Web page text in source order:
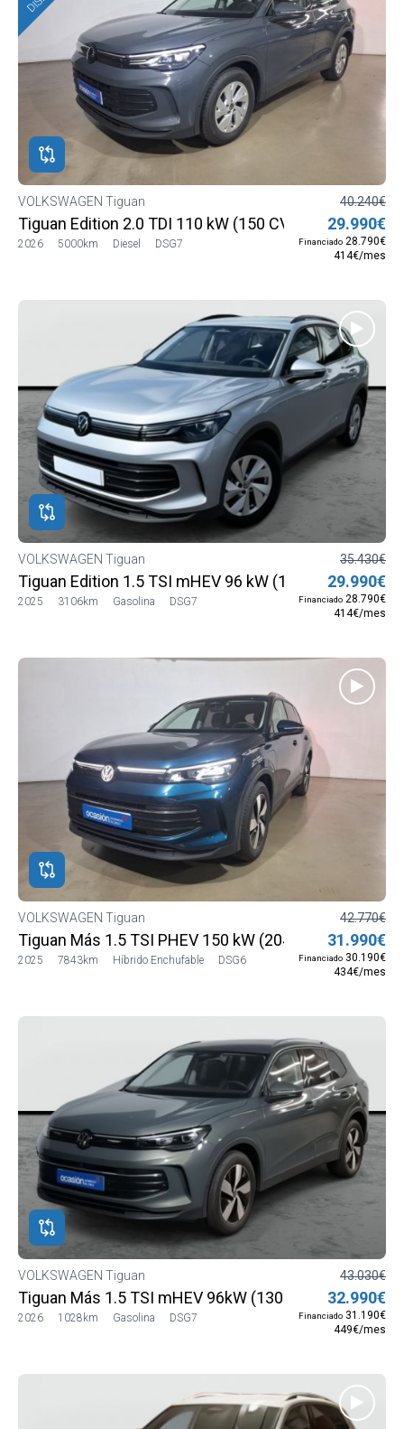
VOLKSWAGEN Tiguan
Tiguan Edition 2.0 TDI 110 kW (150 CV) DSG7
2026 5000km Diesel DSG7
40.240€
29.990€
Financiado 28.790€
414€/mes
VOLKSWAGEN Tiguan
Tiguan Edition 1.5 TSI mHEV 96 kW (130 CV) DSG7
2025 3106km Gasolina DSG7
35.430€
29.990€
Financiado 28.790€
414€/mes
VOLKSWAGEN Tiguan
Tiguan Más 1.5 TSI PHEV 150 kW (204 CV) DSG6
2025 7843km Híbrido Enchufable DSG6
42.770€
31.990€
Financiado 30.190€
434€/mes
VOLKSWAGEN Tiguan
Tiguan Más 1.5 TSI mHEV 96kW (130 CV) DSG7
2026 1028km Gasolina DSG7
43.030€
32.990€
Financiado 31.190€
449€/mes